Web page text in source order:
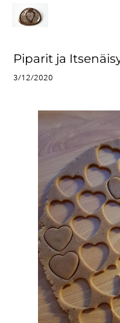
Piparit ja
3/12/2020